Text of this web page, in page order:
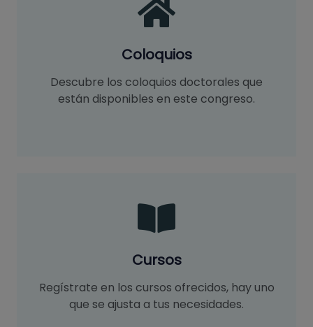
Coloquios
Descubre los coloquios doctorales que
están disponibles en este congreso.
Cursos
Regístrate en los cursos ofrecidos, hay uno
que se ajusta a tus necesidades.